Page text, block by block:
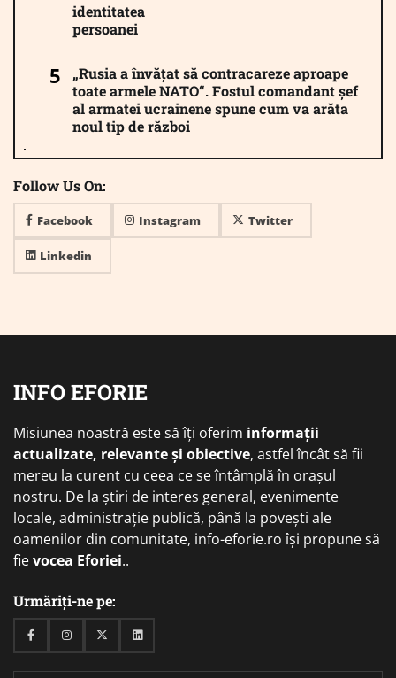
identitatea
persoanei
„Rusia a învățat să contracareze aproape
toate armele NATO“. Fostul comandant șef
al armatei ucrainene spune cum va arăta
noul tip de război
Follow Us On:
Facebook Instagram Twitter
Linkedin
INFO EFORIE
Misiunea noastră este să îți oferim informații
actualizate, relevante și obiective, astfel încât să fii
mereu la curent cu ceea ce se întâmplă în orașul
nostru. De la știri de interes general, evenimente
locale, administrație publică, până la povești ale
oamenilor din comunitate, info-eforie.ro își propune să
fievocea Eforiei..
Urmăriți-ne pe:
FacebookInstagramTwitterLinkedin